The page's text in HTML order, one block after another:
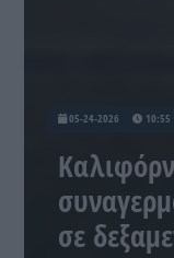
05-24-2026 10:55
σε